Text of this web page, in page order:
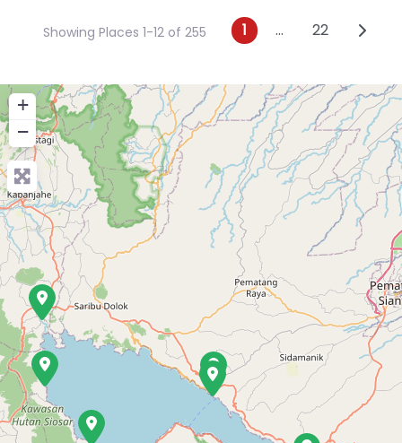
Showing Places 1-12 of 255 Posts
1 … 22 Older
+
−